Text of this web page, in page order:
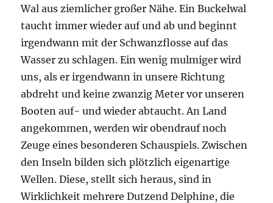
Wal aus ziemlicher großer Nähe. Ein Buckelwal
taucht immer wieder auf und ab und beginnt
irgendwann mit der Schwanzflosse auf das
Wasser zu schlagen. Ein wenig mulmiger wird
uns, als er irgendwann in unsere Richtung
abdreht und keine zwanzig Meter vor unseren
Booten auf- und wieder abtaucht. An Land
angekommen, werden wir obendrauf noch
Zeuge eines besonderen Schauspiels. Zwischen
den Inseln bilden sich plötzlich eigenartige
Wellen. Diese, stellt sich heraus, sind in
Wirklichkeit mehrere Dutzend Delphine, die